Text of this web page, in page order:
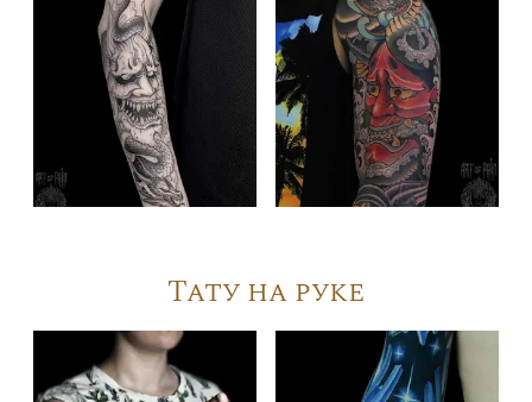
Тату на руке